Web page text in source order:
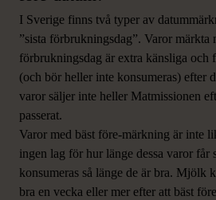
I Sverige finns två typer av
”sista förbrukningsdag”. Varor märkta
förbrukningsdag är extra känsliga och
(och bör heller inte konsumeras) efter
varor säljer inte heller Matmissionen
passerat.
Varor med bäst före-märkning är inte
ingen lag för hur länge dessa varor får
konsumeras så länge de är bra. Mjölk
bra en vecka eller mer efter att bäst